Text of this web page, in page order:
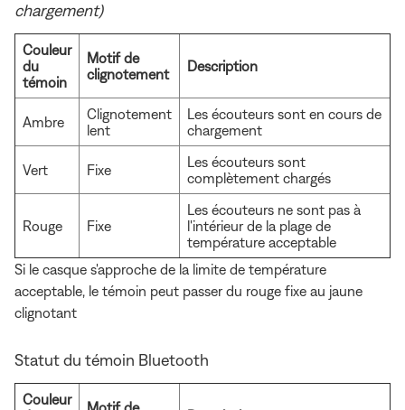
chargement)
Couleur
du
témoin
Motif de
clignotement
Description
Ambre
Clignotement
lent
Les écouteurs sont en cours de
chargement
Vert Fixe
Les écouteurs sont
complètement chargés
Rouge Fixe
Les écouteurs ne sont pas à
l'intérieur de la plage de
température acceptable
Si le casque s'approche de la limite de température
acceptable, le témoin peut passer du rouge fixe au jaune
clignotant
Statut du témoin Bluetooth
Couleur